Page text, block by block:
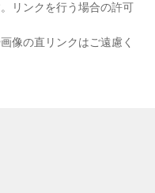
リンクを行う場合の許可
像の直リンクはご遠慮く